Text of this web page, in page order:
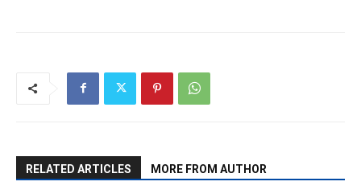
RELATED ARTICLES MORE FROM AUTHOR